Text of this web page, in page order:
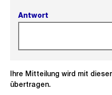
Antwort
Ihre Mitteilung wird mit
übertragen.